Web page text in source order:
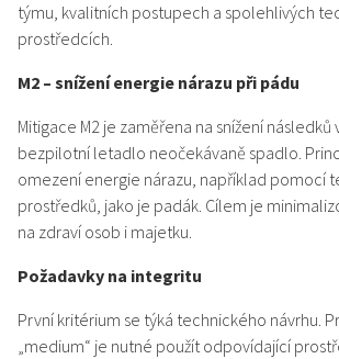
týmu, kvalitních postupech a spolehlivých
prostředcích.
M2 – snížení energie nárazu při pádu
Mitigace M2 je zaměřena na snížení následků
bezpilotní letadlo neočekávaně spadlo.
omezení energie nárazu, například pomocí
prostředků, jako je padák. Cílem je
na zdraví osob i majetku.
Požadavky na integritu
První kritérium se týká technického návrhu.
„medium“ je nutné použít odpovídající